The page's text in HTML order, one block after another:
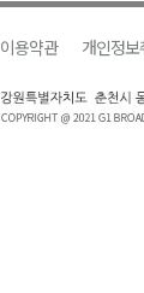
이용약관 개인정